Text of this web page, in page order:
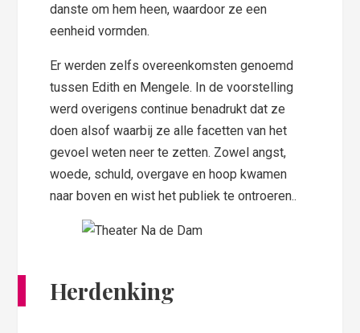
danste om hem heen, waardoor ze een
eenheid vormden.
Er werden zelfs overeenkomsten genoemd
tussen Edith en Mengele. In de voorstelling
werd overigens continue benadrukt dat ze
doen alsof waarbij ze alle facetten van het
gevoel weten neer te zetten. Zowel angst,
woede, schuld, overgave en hoop kwamen
naar boven en wist het publiek te ontroeren..
Herdenking